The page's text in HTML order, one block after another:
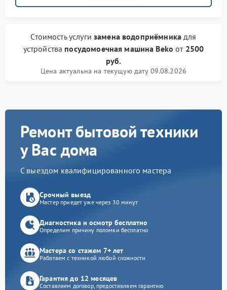
Стоимость услуги замена водоприёмникадля
устройства посудомоечная машина Beko от 2500
руб.
Цена актуальна на текущую дату 09.08.2026
Ремонт бытовой техники
у Вас дома
С выездом квалифицированного мастера
Срочный выезд
Мастер приедет уже через 30 минут
Диагностика и осмотр бесплатно
Определим причину поломки бесплатно
Мастера со стажем 7+ лет
Работаем с техникой любой сложности
Гарантия до 12 месяцев
Составляем договор, предоставляем гарантию